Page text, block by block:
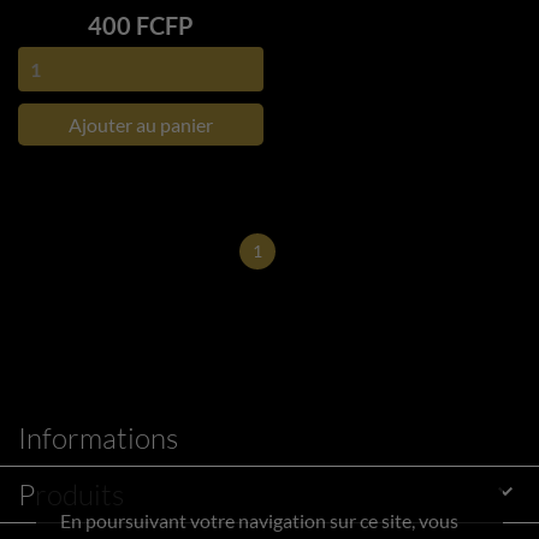
En poursuivant votre navigation sur ce site, vous
Prix
400 FCFP
Ajouter au panier
1
Informations
Produits
